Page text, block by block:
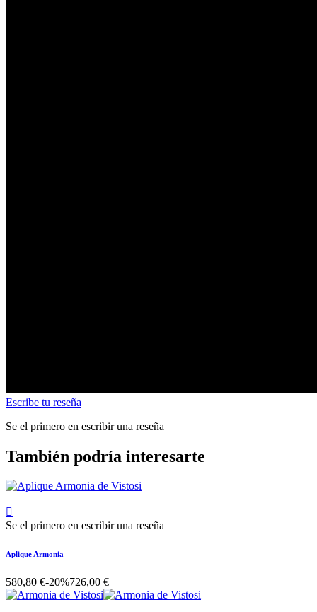
Escribe tu reseña
Se el primero en escribir una reseña
También podría interesarte

Se el primero en escribir una reseña
Aplique Armonia
580,80 €-20%726,00 €